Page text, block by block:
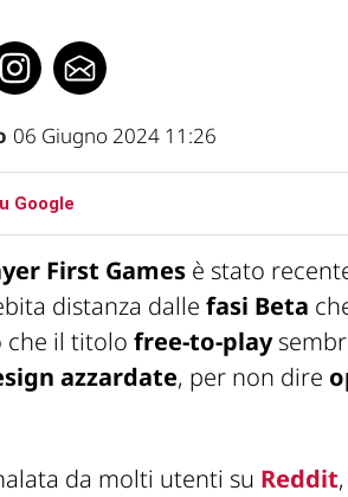
06 Giugno 2024 11:26
Google
First Games è stato
distanza dalle fasi Beta
che il titolo free-to-play
azzardate, per non dire
da molti utenti su Reddit